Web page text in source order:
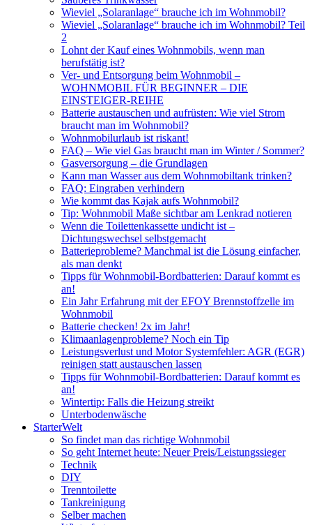
Wieviel „Solaranlage“ brauche ich im Wohnmobil?
Wieviel „Solaranlage“ brauche ich im Wohnmobil? Teil
2
Lohnt der Kauf eines Wohnmobils, wenn man
berufstätig ist?
Ver- und Entsorgung beim Wohnmobil –
WOHNMOBIL FÜR BEGINNER – DIE
EINSTEIGER-REIHE
Batterie austauschen und aufrüsten: Wie viel Strom
braucht man im Wohnmobil?
Wohnmobilurlaub ist riskant!
FAQ – Wie viel Gas braucht man im Winter / Sommer?
Gasversorgung – die Grundlagen
Kann man Wasser aus dem Wohnmobiltank trinken?
FAQ: Eingraben verhindern
Wie kommt das Kajak aufs Wohnmobil?
Tip: Wohnmobil Maße sichtbar am Lenkrad notieren
Wenn die Toilettenkassette undicht ist –
Dichtungswechsel selbstgemacht
Batterieprobleme? Manchmal ist die Lösung einfacher,
als man denkt
Tipps für Wohnmobil-Bordbatterien: Darauf kommt es
an!
Ein Jahr Erfahrung mit der EFOY Brennstoffzelle im
Wohnmobil
Batterie checken! 2x im Jahr!
Klimaanlagenprobleme? Noch ein Tip
Leistungsverlust und Motor Systemfehler: AGR (EGR)
reinigen statt austauschen lassen
Tipps für Wohnmobil-Bordbatterien: Darauf kommt es
an!
Wintertip: Falls die Heizung streikt
Unterbodenwäsche
StarterWelt
So findet man das richtige Wohnmobil
So geht Internet heute: Neuer Preis/Leistungssieger
Technik
DIY
Trenntoilette
Tankreinigung
Selber machen